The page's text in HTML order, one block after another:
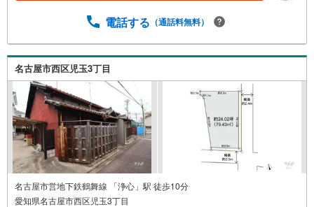
ています。事前にご予約頂きましたら営業時間外でのご内
ある方へ/不動産業者間で不動産情報が共有されているの
で、名古屋市全域や、その他隣接エリアでもご内覧が可能
です！ 【御器所営業所】○地下鉄桜通線、鶴舞線「御器
所」駅徒歩1分○お子様が遊べるキッズスペースあり○定休
日ございません
電話する （通話料無料）
名古屋市西区児玉3丁目
名古屋市営地下鉄鶴舞線 「浄心」駅 徒歩10分
愛知県名古屋市西区児玉3丁目